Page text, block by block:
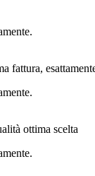
fattura,
ottima scelta